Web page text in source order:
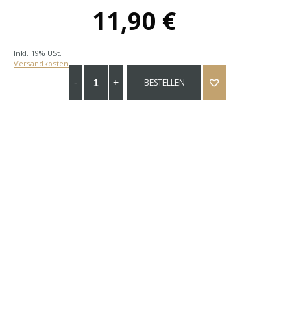
11,90 €
Inkl. 19% USt.
Versandkosten
BESTELLEN